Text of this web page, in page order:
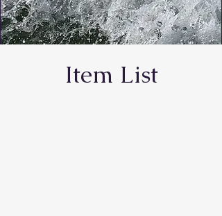
Item List